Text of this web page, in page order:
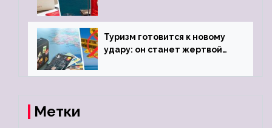
Туризм готовится к новому
удару: он станет жертвой
Метки